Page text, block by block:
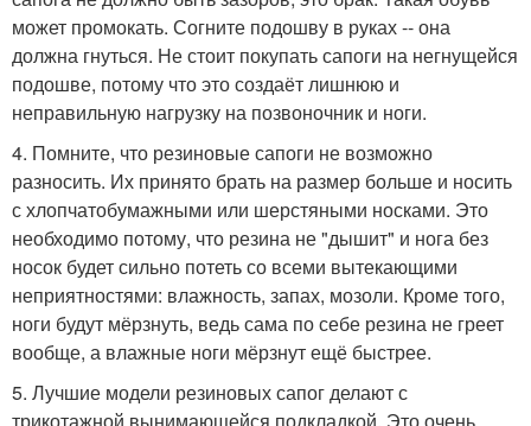
может промокать. Согните подошву в руках -- она
должна гнуться. Не стоит покупать сапоги на негнущейся
подошве, потому что это создаёт лишнюю и
неправильную нагрузку на позвоночник и ноги.
4. Помните, что резиновые сапоги не возможно
разносить. Их принято брать на размер больше и носить
с хлопчатобумажными или шерстяными носками. Это
необходимо потому, что резина не "дышит" и нога без
носок будет сильно потеть со всеми вытекающими
неприятностями: влажность, запах, мозоли. Кроме того,
ноги будут мёрзнуть, ведь сама по себе резина не греет
вообще, а влажные ноги мёрзнут ещё быстрее.
5. Лучшие модели резиновых сапог делают с